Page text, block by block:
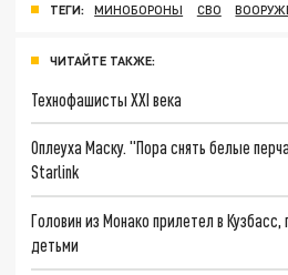
ТЕГИ: МИНОБОРОНЫ СВО
ЧИТАЙТЕ ТАКЖЕ:
Технофашисты XXI века
Оплеуха Маску. "Пора снять белые
Starlink
Головин из Монако прилетел в
детьми